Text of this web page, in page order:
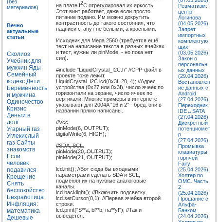
(без
материалов)
Вечно
актуальные
статьи
Сколиоз
Учебник для
мужчин Яды
Семейный
кодекс Дети
Беременность
и мужчина
Одиночество
Кризис
Деньги в
долг
Угарный газ
Углекислый
газ Сайты
знакомств
Если
человек
подавился
Крещение
Снять
беспокойство
Безработица
Инфляция:
математика
Дешевые
на плате I2C отрегулировал их яркость.
Этот винт работает, даже если просто
питание подано. Им можно докрутить
контрастность до такого состояния, что
надписи станут не белыми, а красными.
Исходник для Mega 2560 (требуется ещё
тест на написание текста в разных ячейках
и тест, нужны ли pinMode, - но пока нет
сил).
#include "LiquidCrystal_I2C.h" //CPP-файл в
проекте тоже лежит.
LiquidCrystal_I2C lcd(0x3f, 20, 4); //Адрес
устройства (0x27 или 0x3f), число ячеек по
горизонтали на экране, число ячеек по
вертикали. Многие примеры в интернете
указывают для 2004A "16 и 2" - бред: они в
названии прямо написаны.
//Vcc.
pinMode(6, OUTPUT);
digitalWrite(6, HIGH);
//SDA, SCL.
pinMode(20, OUTPUT);
pinMode(21, OUTPUT);
lcd.init(); //Вот сюда бы входными
параметрами сделать SDA и SCL,
подменяя их на нужные аналоговые
каналы.
lcd.backlight(); //Включить подсветку.
lcd.setCursor(0,1); //Первая ячейка второй
строки.
lcd.print("S**a, bl**b, na**y!"); //Так и
выведется.
Ревматизм:
центр
Логинова
(04.05.2026).
Запрет
импортных
комплектую
щих
(03.05.2026).
Закон о
персональн
ых данных
(29.04.2026).
Востановлен
ие данных с
Android
(27.04.2026).
Переходник
IDE↔SATA
(27.04.2026).
Дискретный
потенциомет
р
(27.04.2026).
Промывка
клавиатуры
горячей
Fairy
(25.04.2026).
Холтер по
ОМС. Часть
2
(25.04.2026).
Прощание с
Альфа-
Банком
(24.04.2026).